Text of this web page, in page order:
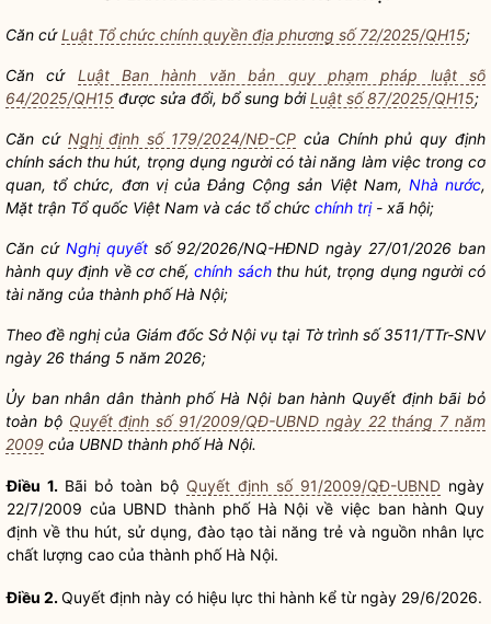
Căn cứLuật Tổ chức chính quyền địa phương số 72/2025/QH15;
Căn cứ Luật Ban hành văn bản quy phạm pháp luật số
64/2025/QH15 được sửa đổi, bổ sung bởiLuật số 87/2025/QH15;
Căn cứ Nghị định số 179/2024/NĐ-CP của Chính phủ quy định
chính sách thu hút, trọng dụng người có tài năng làm việc trong cơ
quan, tổ chức, đơn vị của Đảng Cộng sản Việt Nam, Nhà nước,
Mặt trận Tổ quốc Việt Nam và các tổ chức chính trị- xã hội;
Căn cứ Nghị quyếtsố 92/2026/NQ-HĐND ngày 27/01/2026 ban
hành quy định về cơ chế,chính sáchthu hút, trọng dụng người có
tài năng của thành phố Hà Nội;
Theo đề nghị của Giám đốc SởNội vụ tại Tờ trình số 3511/TTr-SNV
ngày 26 tháng 5 năm 2026;
Ủy bannhân dân thành phố Hà Nội ban hành Quyết định bãi bỏ
toàn bộ Quyết định số 91/2009/QĐ-UBND ngày 22 tháng 7 năm
2009 của UBND thành phố Hà Nội.
Điều 1. Bãi bỏ toàn bộ Quyết định số 91/2009/QĐ-UBND ngày
22/7/2009 của UBND thành phố Hà Nội về việc ban hành Quy
định về thu hút, sử dụng, đào tạo tài năng trẻ và nguồn nhân lực
chất lượng cao của thành phố Hà Nội.
Điều 2.Quyết định này có hiệu lực thi hành kể từ ngày 29/6/2026.